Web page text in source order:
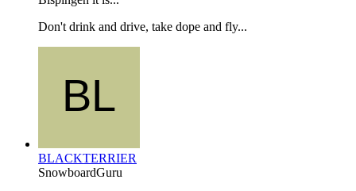
Don't drink and drive, take dope and fly...
BLACKTERRIER
SnowboardGuru